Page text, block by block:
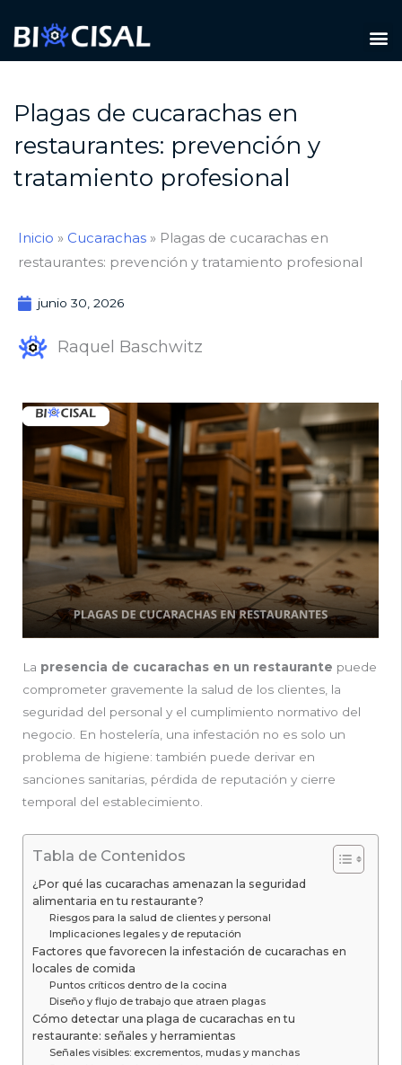
Plagas de cucarachas en
restaurantes: prevención y
tratamiento profesional
Inicio » Cucarachas » Plagas de cucarachas en
restaurantes: prevención y tratamiento profesional
junio 30, 2026
Raquel Baschwitz
La presencia de cucarachas en un restaurante puede
comprometer gravemente la salud de los clientes, la
seguridad del personal y el cumplimiento normativo del
negocio. En hostelería, una infestación no es solo un
problema de higiene: también puede derivar en
sanciones sanitarias, pérdida de reputación y cierre
temporal del establecimiento.
Tabla de Contenidos
¿Por qué las cucarachas amenazan la seguridad
alimentaria en tu restaurante?
Riesgos para la salud de clientes y personal
Implicaciones legales y de reputación
Factores que favorecen la infestación de cucarachas en
locales de comida
Puntos críticos dentro de la cocina
Diseño y flujo de trabajo que atraen plagas
Cómo detectar una plaga de cucarachas en tu
restaurante: señales y herramientas
Señales visibles: excrementos, mudas y manchas